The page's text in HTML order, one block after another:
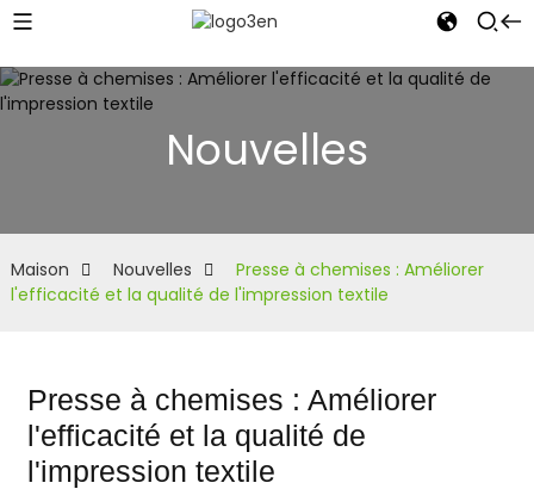
Nouvelles
Maison Nouvelles
Presse à chemises : Améliorer
l'efficacité et la qualité de l'impression textile
Presse à chemises : Améliorer
l'efficacité et la qualité de
l'impression textile